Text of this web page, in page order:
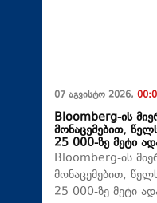
07 აგვისტო 2026,
Bloomberg-ის
მონაცემებით,
25 000-ზე მეტი
Bloomberg-ის
მონაცემებით,
25 000-ზე მეტი